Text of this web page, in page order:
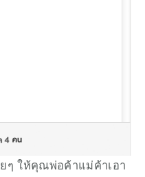
ๆ ให้คุณพ่อค้าแม่ค้าเอา